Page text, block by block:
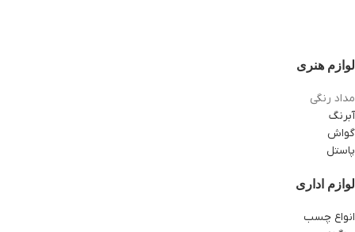
لوازم هنری
مداد رنگی
آبرنگ
گواش
پاستل
لوازم اداری
انواع چسب